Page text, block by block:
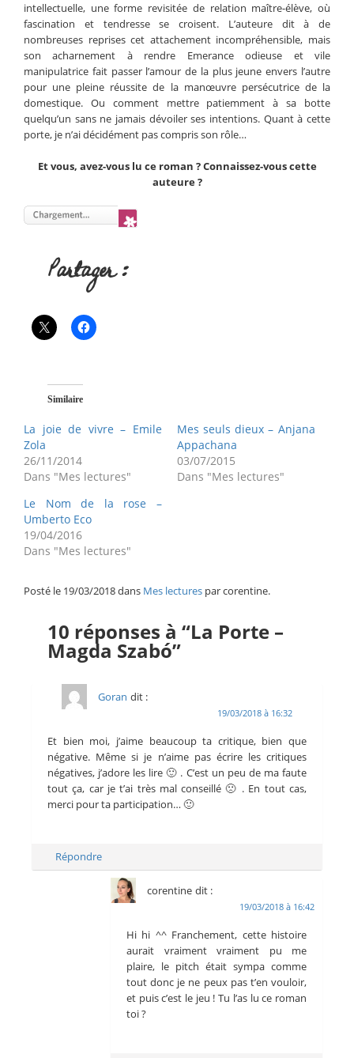
intellectuelle, une forme revisitée de relation maître-élève, où
fascination et tendresse se croisent. L’auteure dit à de
nombreuses reprises cet attachement incompréhensible, mais
son acharnement à rendre Emerance odieuse et vile
manipulatrice fait passer l’amour de la plus jeune envers l’autre
pour une pleine réussite de la manœuvre persécutrice de la
domestique. Ou comment mettre patiemment à sa botte
quelqu’un sans ne jamais dévoiler ses intentions. Quant à cette
porte, je n’ai décidément pas compris son rôle…
Et vous, avez-vous lu ce roman ? Connaissez-vous cette
auteure ?
Partager :
Similaire
La joie de vivre – Emile
Zola
26/11/2014
Dans "Mes lectures"
Mes seuls dieux – Anjana
Appachana
03/07/2015
Dans "Mes lectures"
Le Nom de la rose –
Umberto Eco
19/04/2016
Dans "Mes lectures"
Posté le 19/03/2018 dans Mes lectures par corentine.
10 réponses à “La Porte –
Magda Szabó”
Goran dit :
19/03/2018 à 16:32
Et bien moi, j’aime beaucoup ta critique, bien que
négative. Même si je n’aime pas écrire les critiques
négatives, j’adore les lire 🙂 . C’est un peu de ma faute
tout ça, car je t’ai très mal conseillé 🙁 . En tout cas,
merci pour ta participation… 🙂
Répondre
corentine dit :
19/03/2018 à 16:42
Hi hi ^^ Franchement, cette histoire
aurait vraiment vraiment pu me
plaire, le pitch était sympa comme
tout donc je ne peux pas t’en vouloir,
et puis c’est le jeu ! Tu l’as lu ce roman
toi ?